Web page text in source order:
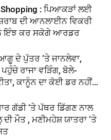
Shopping : ਪਿਆਕੜਾਂ ਲਈ
ਦੀ ਆਨਲਾਈਨ ਵਿਕਰੀ
ਇੰਝ ਕਰ ਸਕੋਗੇ ਆਰਡਰ
ਦੇ ਪੁੱਤਰ ‘ਤੇ ਜਾਨਲੇਵਾ,
ਰਾਜਾ ਵੜਿੰਗ, ਬੋਲੇ-
ਕਾਨੂੰਨ ਦਾ ਕੋਈ ਡਰ ਨਹੀਂ…
ਗੱਡੀ ‘ਤੇ ਪੱਥਰ ਡਿੱਗਣ ਨਾਲ
ਮੌਤ , ਮਣੀਮਹੇਸ਼ ਯਾਤਰਾ ‘ਤੇ